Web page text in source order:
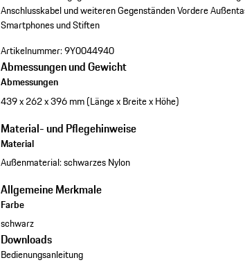
Anschlusskabel und weiteren GegenständenVordere
Smartphones und Stiften
Artikelnummer:9Y0044940
Abmessungen und Gewicht
Abmessungen
439 x 262 x 396 mm (Länge x Breite x Höhe)
Material- und Pflegehinweise
Material
Außenmaterial: schwarzes Nylon
Allgemeine Merkmale
Farbe
schwarz
Downloads
Bedienungsanleitung